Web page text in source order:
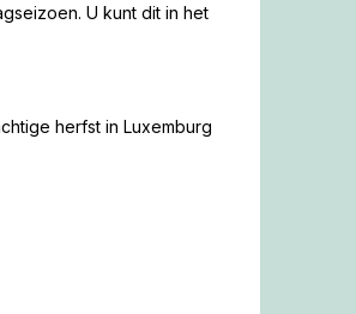
U kunt dit in het
herfst in Luxemburg